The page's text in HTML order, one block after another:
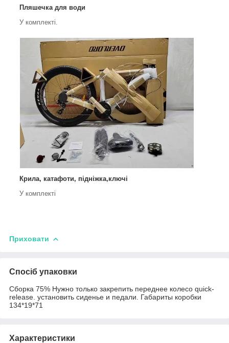
Пляшечка для води
У комплекті.
Крила, катафоти, підніжка,ключі
У комплекті
Приховати
Спосіб упаковки
Сборка 75% Нужно только закрепить переднее колесо quick-
release. установить сиденье и педали. Габариты коробки
134*19*71
Характеристики